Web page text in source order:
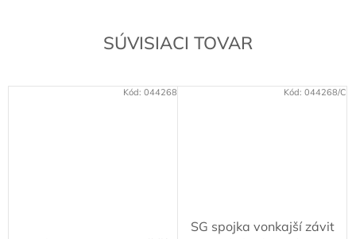
SÚVISIACI TOVAR
Kód: 044268
SG spojka vonkajší závit
Kód: 044268/C